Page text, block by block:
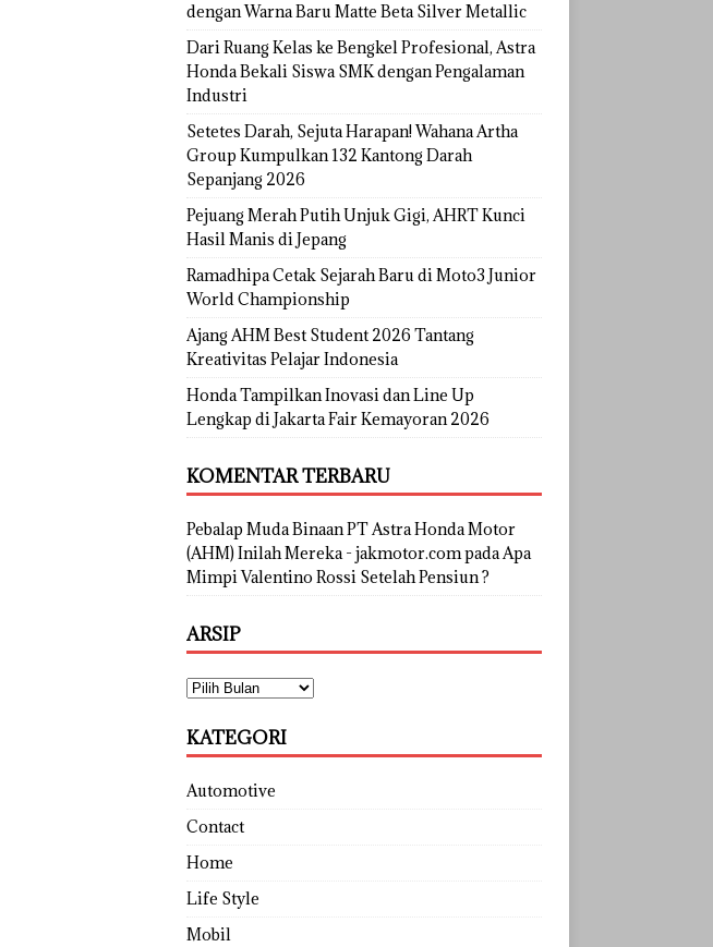
dengan Warna Baru Matte Beta Silver Metallic
Dari Ruang Kelas ke Bengkel Profesional, Astra
Honda Bekali Siswa SMK dengan Pengalaman
Industri
Setetes Darah, Sejuta Harapan! Wahana Artha
Group Kumpulkan 132 Kantong Darah
Sepanjang 2026
Pejuang Merah Putih Unjuk Gigi, AHRT Kunci
Hasil Manis di Jepang
Ramadhipa Cetak Sejarah Baru di Moto3 Junior
World Championship
Ajang AHM Best Student 2026 Tantang
Kreativitas Pelajar Indonesia
Honda Tampilkan Inovasi dan Line Up
Lengkap di Jakarta Fair Kemayoran 2026
KOMENTAR TERBARU
Pebalap Muda Binaan PT Astra Honda Motor
(AHM) Inilah Mereka - jakmotor.compadaApa
Mimpi Valentino Rossi Setelah Pensiun ?
ARSIP
KATEGORI
Automotive
Contact
Home
Life Style
Mobil